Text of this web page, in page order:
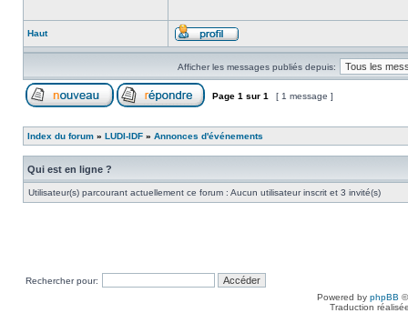
Haut
Afficher les messages publiés depuis:
Page 1 sur 1 [ 1 message ]
Index du forum » LUDI-IDF » Annonces d'événements
Qui est en ligne ?
Utilisateur(s) parcourant actuellement ce forum : Aucun utilisateur inscrit et 3 invité(s)
Rechercher pour:
Powered by phpBB
Traduction